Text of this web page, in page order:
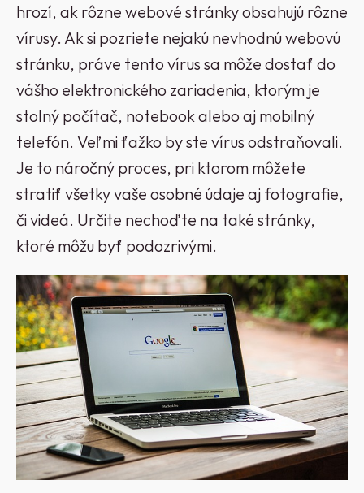
hrozí, ak rôzne webové stránky obsahujú rôzne
vírusy. Ak si pozriete nejakú nevhodnú webovú
stránku, práve tento vírus sa môže dostať do
vášho elektronického zariadenia, ktorým je
stolný počítač, notebook alebo aj mobilný
telefón. Veľmi ťažko by ste vírus odstraňovali.
Je to náročný proces, pri ktorom môžete
stratiť všetky vaše osobné údaje aj fotografie,
či videá. Určite nechoďte na také stránky,
ktoré môžu byť podozrivými.